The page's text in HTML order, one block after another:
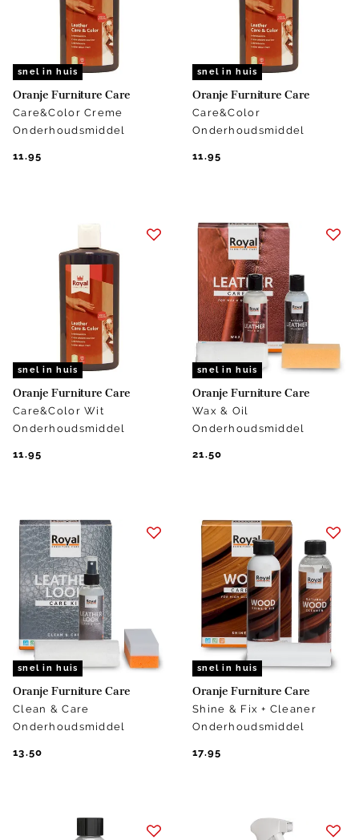
snel in huis
Oranje Furniture Care
Care&Color Creme
Onderhoudsmiddel
11.95
snel in huis
Oranje Furniture Care
Care&Color
Onderhoudsmiddel
11.95
snel in huis
Oranje Furniture Care
Care&Color Wit
Onderhoudsmiddel
11.95
snel in huis
Oranje Furniture Care
Wax & Oil
Onderhoudsmiddel
21.50
snel in huis
Oranje Furniture Care
Clean & Care
Onderhoudsmiddel
13.50
snel in huis
Oranje Furniture Care
Shine & Fix + Cleaner
Onderhoudsmiddel
17.95